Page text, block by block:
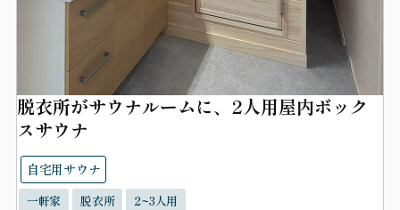
脱衣所がサウナルームに、2人用屋内ボック
スサウナ
自宅用サウナ
一軒家 脱衣所 2~3人用